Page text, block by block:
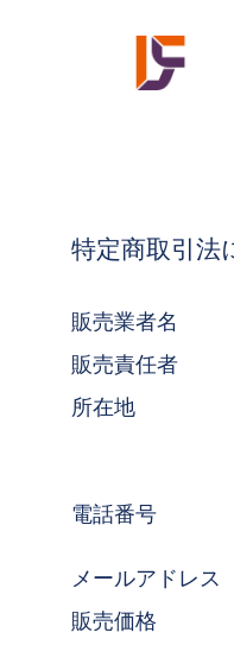
特定商取引法
販売業者
販売責任
所在地
所在地につ
開示
電話番号 ：電
開
メールアド
販売価格